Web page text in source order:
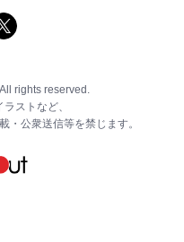
rights reserved.
ストなど、
・公衆送信等を禁じます。